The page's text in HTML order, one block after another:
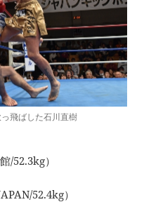
飛ばした石川直樹
/52.3kg）
52.4kg）